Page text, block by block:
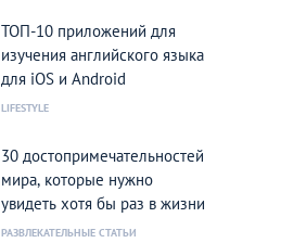
ТОП-10 приложений для
изучения английского языка
для iOS и Android
LIFESTYLE
30 достопримечательностей
мира, которые нужно
увидеть хотя бы раз в жизни
РАЗВЛЕКАТЕЛЬНЫЕ СТАТЬИ